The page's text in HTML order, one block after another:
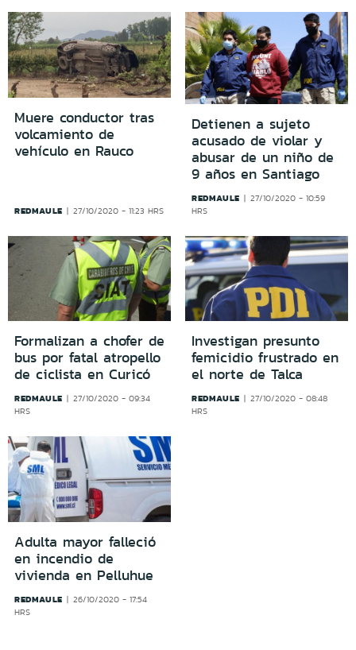
Muere conductor tras
volcamiento de
vehículo en Rauco
REDMAULE 27/10/2020 - 11:23 HRS
Detienen a sujeto
acusado de violar y
abusar de un niño de
9 años en Santiago
REDMAULE
27/10/2020 - 10:59
HRS
Formalizan a chofer de
bus por fatal atropello
de ciclista en Curicó
REDMAULE
27/10/2020 - 09:34
HRS
Investigan presunto
femicidio frustrado en
el norte de Talca
REDMAULE
27/10/2020 - 08:48
HRS
Adulta mayor falleció
en incendio de
vivienda en Pelluhue
REDMAULE
26/10/2020 - 17:54
HRS